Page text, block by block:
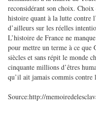
reconsidérant son choix.
histoire quant à la lutte contre
d’ailleurs sur les réelles
L’histoire de France ne
pour mettre un terme à ce
siècles et sans répit le monde
cinquante millions d’êtres
qu’il ait jamais commis contre
Source:http://